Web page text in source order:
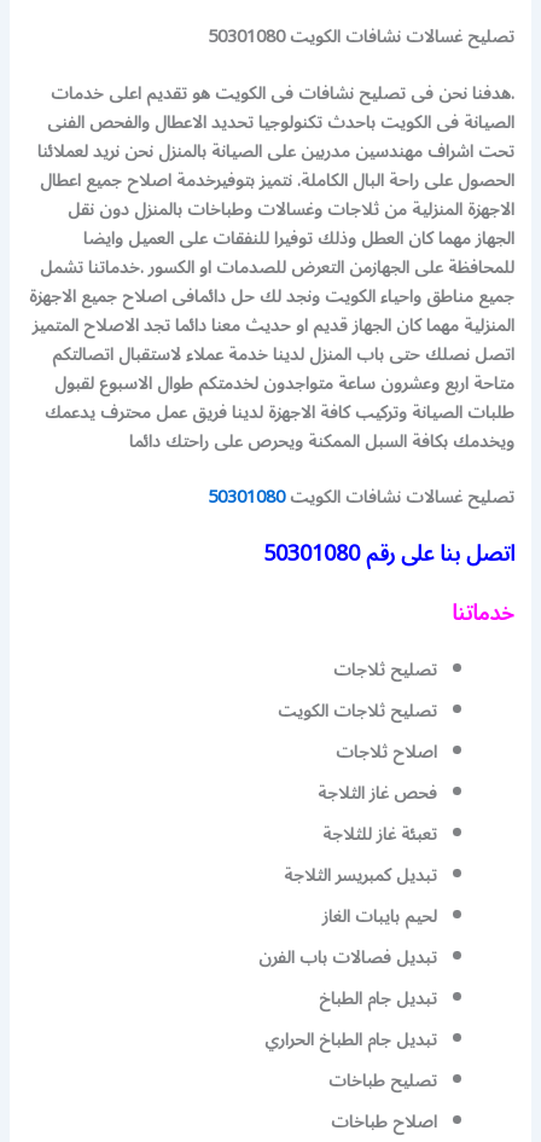
تصليح غسالات نشافات الكويت 50301080
.هدفنا نحن فى تصليح نشافات فى الكويت هو تقديم اعلى خدمات
الصيانة فى الكويت باحدث تكنولوجيا تحديد الاعطال والفحص الفنى
تحت اشراف مهندسين مدربين على الصيانة بالمنزل نحن نريد لعملائنا
الحصول على راحة البال الكاملة. نتميز بتوفيرخدمة اصلاح جميع اعطال
الاجهزة المنزلية من ثلاجات وغسالات وطباخات بالمنزل دون نقل
الجهاز مهما كان العطل وذلك توفيرا للنفقات على العميل وايضا
للمحافظة على الجهازمن التعرض للصدمات او الكسور .خدماتنا تشمل
جميع مناطق واحياء الكويت ونجد لك حل دائمافى اصلاح جميع الاجهزة
المنزلية مهما كان الجهاز قديم او حديث معنا دائما تجد الاصلاح المتميز
اتصل نصلك حتى باب المنزل لدينا خدمة عملاء لاستقبال اتصالتكم
متاحة اربع وعشرون ساعة متواجدون لخدمتكم طوال الاسبوع لقبول
طلبات الصيانة وتركيب كافة الاجهزة لدينا فريق عمل محترف يدعمك
ويخدمك بكافة السبل الممكنة ويحرص على راحتك دائما
تصليح غسالات نشافات الكويت50301080
اتصل بنا على رقم50301080
خدماتنا
تصليح ثلاجات
تصليح ثلاجات الكويت
اصلاح ثلاجات
فحص غاز الثلاجة
تعبئة غاز للثلاجة
تبديل كمبريسر الثلاجة
لحيم بايبات الغاز
تبديل فصالات باب الفرن
تبديل جام الطباخ
تبديل جام الطباخ الحراري
تصليح طباخات
اصلاح طباخات